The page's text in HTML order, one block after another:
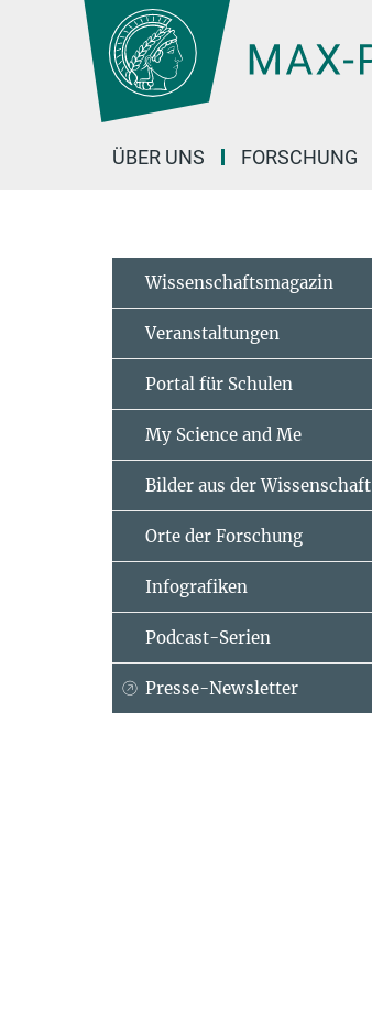
Hauptinhalt
ÜBER UNS FORSCHUNG
Wissenschaftsmagazin
Veranstaltungen
Portal für Schulen
My Science and Me
Bilder aus der Wissenschaft
Orte der Forschung
Infografiken
Podcast-Serien
Presse-Newsletter